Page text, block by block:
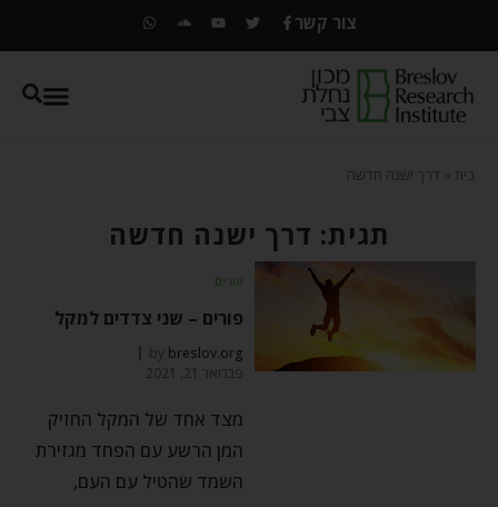
צור קשר
בית דרך ישנה חדשה
תגית: דרך ישנה חדשה
פורים
פורים – שני צדדים למקל
by breslov.org
פברואר 21, 2021
מצד אחד של המקל החזיק
המן הרשע עם הפחד מגזירת
השמד שהטיל עם העם,